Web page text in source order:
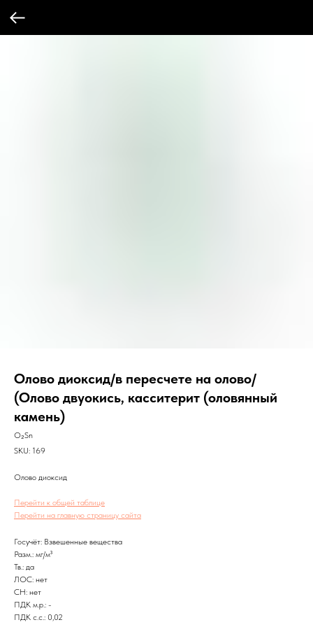
Олово диоксид/в пересчете на олово/
(Олово двуокись, касситерит (оловянный
камень)
O₂Sn
SKU: 169
Олово диоксид
Перейти к общей таблице
Перейти на главную страницу сайта
Госучёт: Взвешенные вещества
Разм.: мг/м³
Тв.: да
ЛОС: нет
CH: нет
ПДК м.р.: -
ПДК с.с.: 0,02